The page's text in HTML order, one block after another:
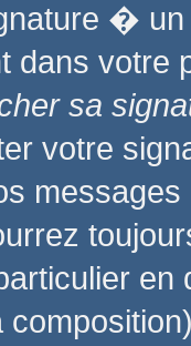
�
dans
sa
votre